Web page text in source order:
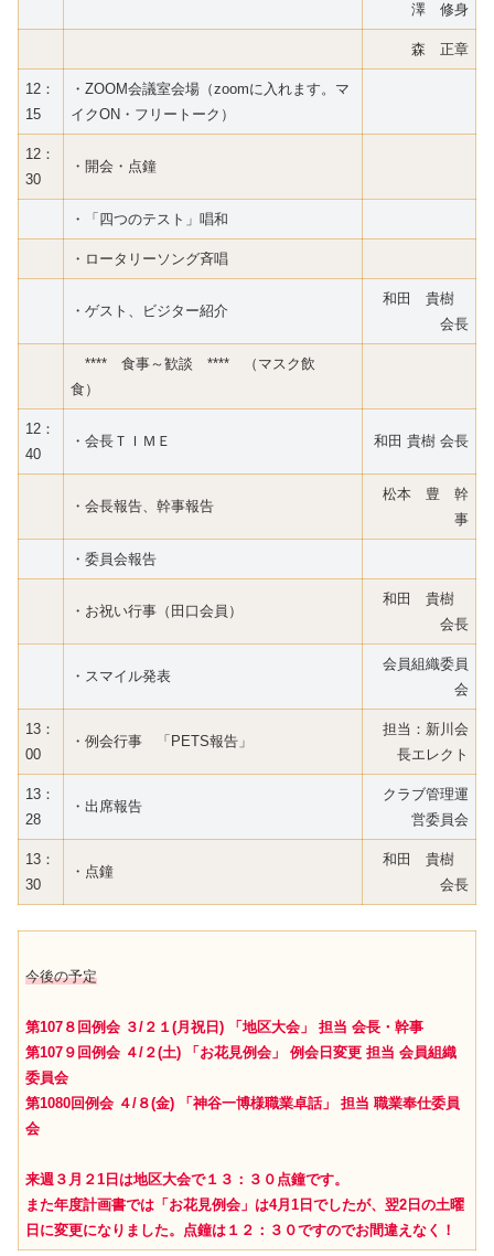
澤 修身
森 正章
12：
15
・ZOOM会議室会場（zoomに入れます。マ
イクON・フリートーク）
12：
30
・開会・点鐘
・「四つのテスト」唱和
・ロータリーソング斉唱
・ゲスト、ビジター紹介
和田 貴樹
会長
**** 食事～歓談 **** （マスク飲
食）
12：
40
・会長ＴＩＭＥ 和田 貴樹 会長
・会長報告、幹事報告
松本 豊 幹
事
・委員会報告
・お祝い行事（田口会員）
和田 貴樹
会長
・スマイル発表
会員組織委員
会
13：
00
・例会行事 「PETS報告」
担当：新川会
長エレクト
13：
28
・出席報告
クラブ管理運
営委員会
13：
30
・点鐘
和田 貴樹
会長
今後の予定
第107８回例会 ３/２１(月祝日) 「地区大会」 担当 会長・幹事
第107９回例会 ４/２(土) 「お花見例会」 例会日変更 担当 会員組織
委員会
第1080回例会 ４/８(金) 「神谷一博様職業卓話」 担当 職業奉仕委員
会
来週３月２1日は地区大会で１３：３０点鐘です。
また年度計画書では「お花見例会」は4月1日でしたが、翌2日の土曜
日に変更になりました。点鐘は１２：３０ですのでお間違えなく！